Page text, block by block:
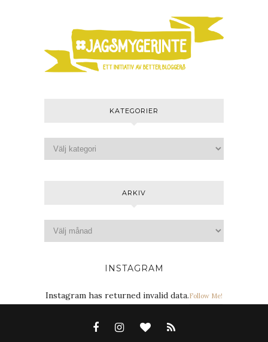
KATEGORIER
ARKIV
INSTAGRAM
Instagram has returned invalid data.Follow Me!